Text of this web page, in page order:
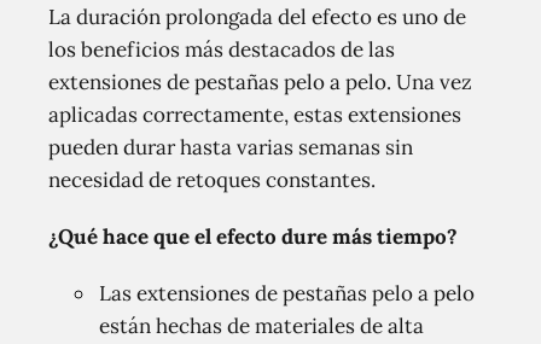
La duración prolongada del efecto es uno de
los beneficios más destacados de las
extensiones de pestañas pelo a pelo. Una vez
aplicadas correctamente, estas extensiones
pueden durar hasta varias semanas sin
necesidad de retoques constantes.
¿Qué hace que el efecto dure más tiempo?
Las extensiones de pestañas pelo a pelo
están hechas de materiales de alta